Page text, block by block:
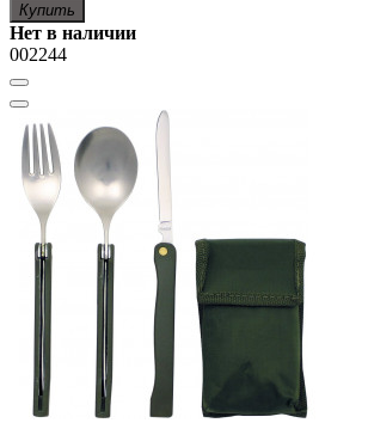
Купить
Нет в наличии
002244